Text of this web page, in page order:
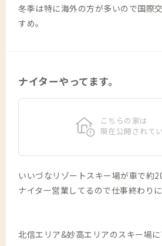
冬季は特に海外の方が多いので国際
すめ。
ナイターやってます。
こちらの家は
現在公開されて
いいづなリゾートスキー場が車で約
ナイター営業してるので仕事終わりに
北信エリア&妙高エリアのスキー場に